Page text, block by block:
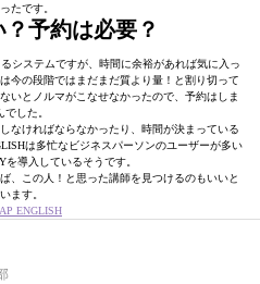
たです。
予約は必要？
システムですが、時間に余裕があれば気に入っ
今の段階ではまだまだ質より量！と割り切って
いとノルマがこなせなかったので、予約はしま
でした。
なければならなかったり、時間が決まっている
は多忙なビジネスパーソンのユーザーが多い
を導入しているそうです。
、この人！と思った講師を見つけるのもいいと
ます。
ENGLISH